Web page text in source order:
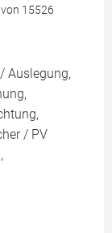
15526
Auslegung,
/ PV